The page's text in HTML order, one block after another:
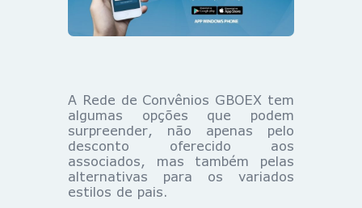
MULHERES
HOME
A Rede de Convênios GBOEX tem
algumas opções que podem
surpreender, não apenas pelo
desconto oferecido aos
associados, mas também pelas
alternativas para os variados
estilos de pais.